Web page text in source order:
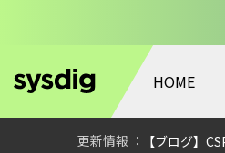
HOME
【ブログ】
【ブログ】